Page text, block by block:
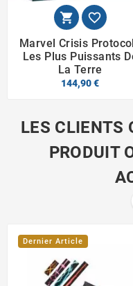
 
Marvel Crisis
Les Plus Puissants
La Terre
144,90 €
LES CLIENTS
PRODUIT
Dernier Article